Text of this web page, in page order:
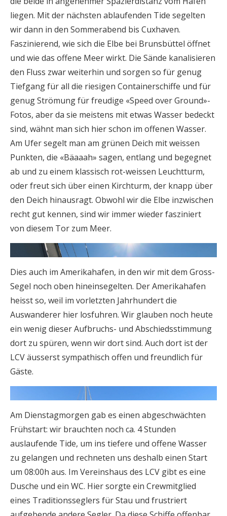
liegen. Mit der nächsten ablaufenden Tide segelten
wir dann in den Sommerabend bis Cuxhaven.
Faszinierend, wie sich die Elbe bei Brunsbüttel öffnet
und wie das offene Meer wirkt. Die Sände kanalisieren
den Fluss zwar weiterhin und sorgen so für genug
Tiefgang für all die riesigen Containerschiffe und für
genug Strömung für freudige «Speed over Ground»-
Fotos, aber da sie meistens mit etwas Wasser bedeckt
sind, wähnt man sich hier schon im offenen Wasser.
Am Ufer segelt man am grünen Deich mit weissen
Punkten, die «Bäaaah» sagen, entlang und begegnet
ab und zu einem klassisch rot-weissen Leuchtturm,
oder freut sich über einen Kirchturm, der knapp über
den Deich hinausragt. Obwohl wir die Elbe inzwischen
recht gut kennen, sind wir immer wieder fasziniert
von diesem Tor zum Meer.
Dies auch im Amerikahafen, in den wir mit dem Gross-
Segel noch oben hineinsegelten. Der Amerikahafen
heisst so, weil im vorletzten Jahrhundert die
Auswanderer hier losfuhren. Wir glauben noch heute
ein wenig dieser Aufbruchs- und Abschiedsstimmung
dort zu spüren, wenn wir dort sind. Auch dort ist der
LCV äusserst sympathisch offen und freundlich für
Gäste.
Am Dienstagmorgen gab es einen abgeschwächten
Frühstart: wir brauchten noch ca. 4 Stunden
auslaufende Tide, um ins tiefere und offene Wasser
zu gelangen und rechneten uns deshalb einen Start
um 08:00h aus. Im Vereinshaus des LCV gibt es eine
Dusche und ein WC. Hier sorgte ein Crewmitglied
eines Traditionsseglers für Stau und frustriert